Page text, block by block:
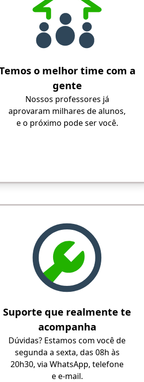
o melhor time com a
gente
Nossos professores já
aprovaram milhares de alunos,
e o próximo pode ser você.
Suporte que realmente te
acompanha
Dúvidas? Estamos com você de
segunda a sexta, das 08h às
20h30, via WhatsApp, telefone
e e-mail.